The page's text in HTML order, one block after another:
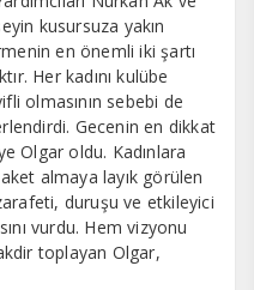
kusursuza yakın
en önemli iki şartı
Her kadını kulübe
olmasının sebebi de
Gecenin en dikkat
Olgar oldu. Kadınlara
almaya layık görülen
duruşu ve etkileyici
vurdu. Hem vizyonu
toplayan Olgar,